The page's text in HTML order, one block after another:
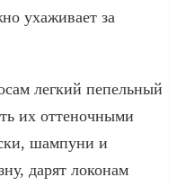
ухаживает за
легкий пепельный
их оттеночными
шампуни и
дарят локонам